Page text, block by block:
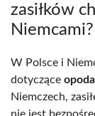
zasiłków
Niemcami?
W Polsce i
dotyczące
Niemczech,